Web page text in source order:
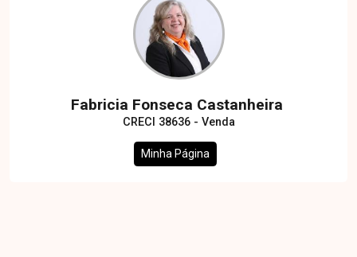
Fabricia Fonseca Castanheira
CRECI 38636 - Venda
Minha Página